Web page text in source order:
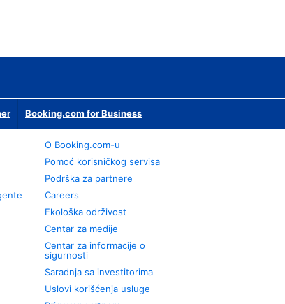
Booking.com for Business
О Booking.com-u
Pomoć korisničkog servisa
Podrška za partnere
Careers
Ekološka održivost
Centar za medije
Centar za informacije o
sigurnosti
Saradnja sa investitorima
Uslovi korišćenja usluge